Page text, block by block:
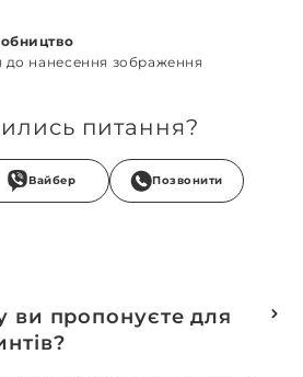
до нанесення зображення
питання?
Вайбер Позвонити
ви пропонуєте для